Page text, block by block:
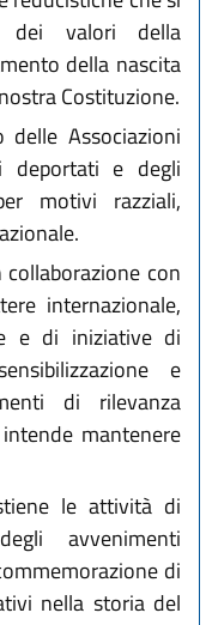
dei valori della
della nascita
Costituzione.
Associazioni
deportati e degli
motivi razziali,
con
internazionale,
e di iniziative di
e
di rilevanza
mantenere
le attività di
avvenimenti
di
nella storia del